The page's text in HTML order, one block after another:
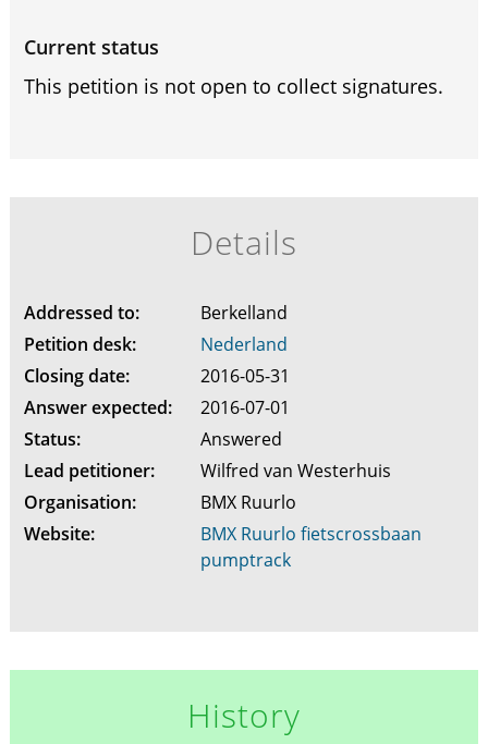
Current status
This petition is not open to collect signatures.
Details
Addressed to:
Berkelland
Petition desk:
Nederland
Closing date:
2016-05-31
Answer expected:
2016-07-01
Status:
Answered
Lead petitioner:
Wilfred van Westerhuis
Organisation:
BMX Ruurlo
Website:
BMX Ruurlo fietscrossbaan
pumptrack
History